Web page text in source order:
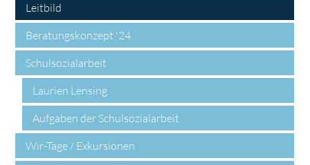
Navigation
überspringen
Leitbild
Beratungskonzept '24
Schulsozialarbeit
Laurien Lensing
Aufgaben der Schulsozialarbeit
Wir-Tage / Exkursionen